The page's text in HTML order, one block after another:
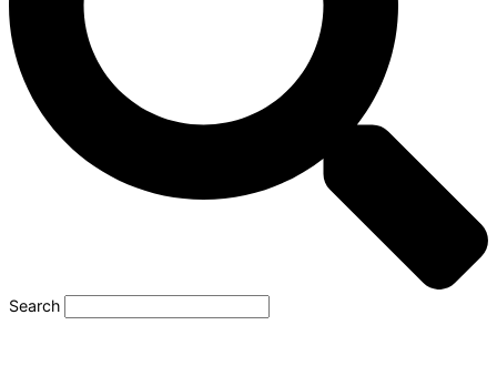
Search